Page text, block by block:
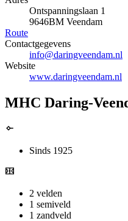
Ontspanningslaan 1
9646BM Veendam
Route
Contactgegevens
info@daringveendam.nl
Website
www.daringveendam.nl
MHC Daring-
Sinds 1925
2 velden
1 semiveld
1 zandveld